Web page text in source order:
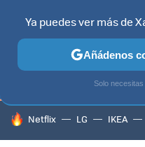
TELEVISORES
HOY SE HABLA DE
Netflix LG IKEA
Ya puedes ver más de
Añádenos
Solo